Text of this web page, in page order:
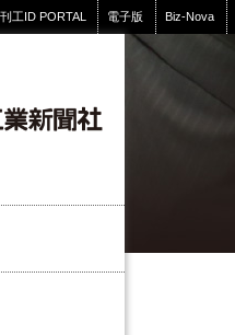
工ID PORTAL 電子版 Biz-Nova